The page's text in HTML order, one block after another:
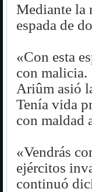
Mediante la
espada de
«Con esta
con malicia.
Ariûm asió
Tenía vida
con maldad
«Vendrás
ejércitos
continuó